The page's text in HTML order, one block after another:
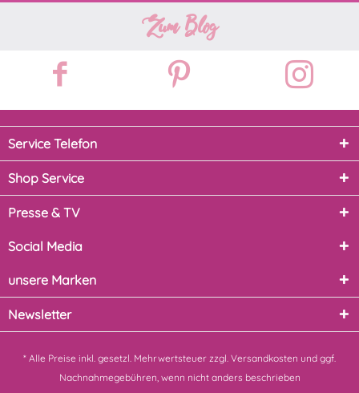
Zum Blog
Service Telefon
Shop Service
Presse & TV
Social Media
unsere Marken
Newsletter
* Alle Preise inkl. gesetzl. Mehrwertsteuer zzgl. Versandkosten und ggf.
Nachnahmegebühren, wenn nicht anders beschrieben